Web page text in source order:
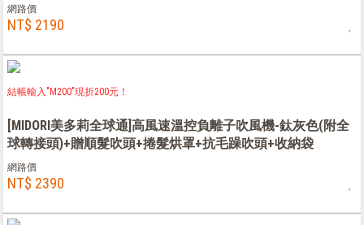
網路價
NT$ 2190
結帳輸入"M200"現折200元！
[MIDORI美多莉全球通]高風速溫控負離子吹風機-鈦灰色(附全
球轉接頭)+贈順髮吹頭+捲髮烘罩+抗毛躁吹頭+收納袋
網路價
NT$ 2390